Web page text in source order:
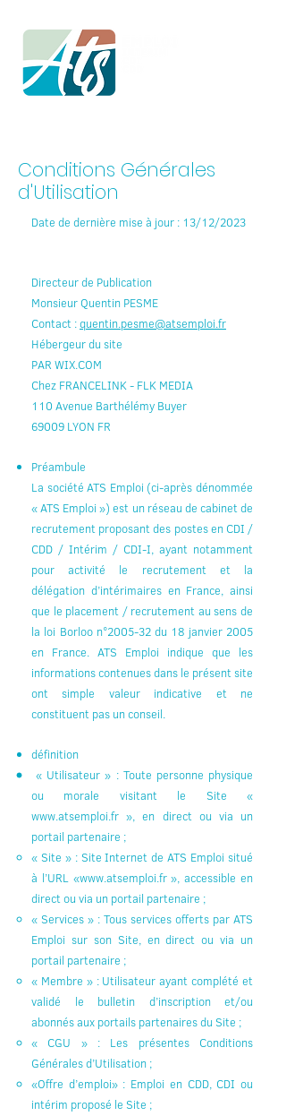
Conditions Générales
d'Utilisation
Date de dernière mise à jour : 13/12/2023
Directeur de Publication
Monsieur Quentin PESME
Contact :quentin.pesme@atsemploi.fr
Hébergeur du site
PAR WIX.COM
Chez FRANCELINK - FLK MEDIA
110 Avenue Barthélémy Buyer
69009 LYON FR
Préambule
La société ATS Emploi (ci-après dénommée
« ATS Emploi ») est un réseau de cabinet de
recrutement proposant des postes en CDI /
CDD / Intérim / CDI-I, ayant notamment
pour activité le recrutement et la
délégation d’intérimaires en France, ainsi
que le placement / recrutement au sens de
la loi Borloo n°2005-32 du 18 janvier 2005
en France. ATS Emploi indique que les
informations contenues dans le présent site
ont simple valeur indicative et ne
constituent pas un conseil.
définition
« Utilisateur » : Toute personne physique
ou morale visitant le Site «
www.atsemploi.fr », en direct ou via un
portail partenaire ;
« Site » : Site Internet de ATS Emploi situé
à l’URL «www.atsemploi.fr», accessible en
direct ou via un portail partenaire ;
« Services » : Tous services offerts par ATS
Emploi sur son Site, en direct ou via un
portail partenaire ;
« Membre » : Utilisateur ayant complété et
validé le bulletin d’inscription et/ou
abonnés aux portails partenaires du Site ;
« CGU » : Les présentes Conditions
Générales d’Utilisation ;
«Offre d’emploi» : Emploi en CDD, CDI ou
intérim proposé le Site ;